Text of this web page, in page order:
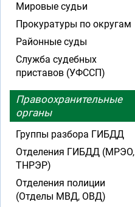
Мировые судьи
Прокуратуры по округам
Районные суды
Служба судебных
приставов (УФССП)
Правоохранительные
органы
Группы разбора ГИБДД
Отделения ГИБДД (МРЭО,
ТНРЭР)
Отделения полиции
(Отделы МВД, ОВД)